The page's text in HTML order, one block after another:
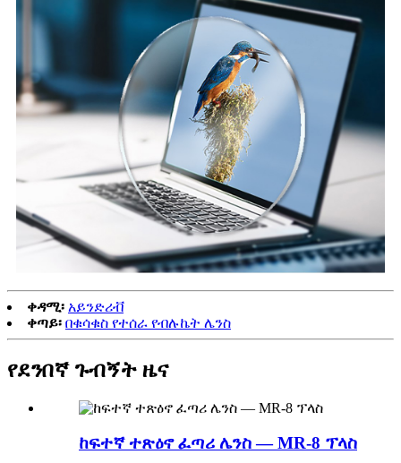
ቀዳሚ፡ አይንድሪቭ
ቀጣይ፡ በቁሳቁስ የተሰራ የብሉኬት ሌንስ
የደንበኛ ጉብኝት ዜና
ከፍተኛ ተጽዕኖ ፈጣሪ ሌንስ — MR-8 ፕላስ